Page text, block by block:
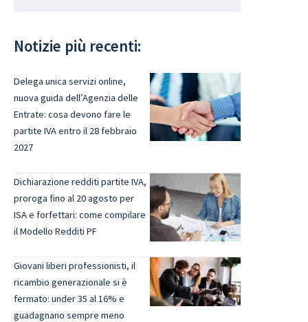
Notizie più recenti:
Delega unica servizi online,
nuova guida dell’Agenzia delle
Entrate: cosa devono fare le
partite IVA entro il 28 febbraio
2027
Dichiarazione redditi partite IVA,
proroga fino al 20 agosto per
ISA e forfettari: come compilare
il Modello Redditi PF
Giovani liberi professionisti, il
ricambio generazionale si è
fermato: under 35 al 16% e
guadagnano sempre meno